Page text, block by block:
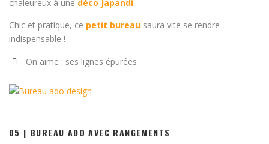
chaleureux à une déco Japandi.
Chic et pratique, ce petit bureau saura vite se rendre
indispensable !
On aime : ses lignes épurées
05 | BUREAU ADO AVEC RANGEMENTS